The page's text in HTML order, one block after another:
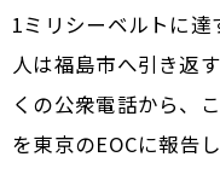
1ミリシーベルトに
人は福島市へ引き返
くの公衆電話から、
を東京のEOCに報告